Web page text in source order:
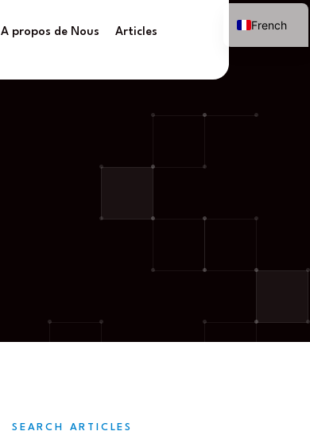
A propos de Nous Articles
SEARCH ARTICLES
French